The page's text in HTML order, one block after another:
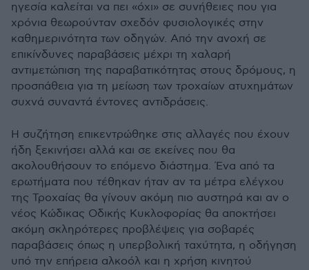
ηγεσία καλείται να πει «όχι» σε συνήθειες που για
χρόνια θεωρούνταν σχεδόν φυσιολογικές στην
καθημερινότητα των οδηγών. Από την ανοχή σε
επικίνδυνες παραβάσεις μέχρι τη χαλαρή
αντιμετώπιση της παραβατικότητας στους δρόμους, η
προσπάθεια για τη μείωση των τροχαίων ατυχημάτων
συχνά συναντά έντονες αντιδράσεις.
Η συζήτηση επικεντρώθηκε στις αλλαγές που έχουν
ήδη ξεκινήσει αλλά και σε εκείνες που θα
ακολουθήσουν το επόμενο διάστημα. Ένα από τα
ερωτήματα που τέθηκαν ήταν αν τα μέτρα ελέγχου
της Τροχαίας θα γίνουν ακόμη πιο αυστηρά και αν ο
νέος Κώδικας Οδικής Κυκλοφορίας θα αποκτήσει
ακόμη σκληρότερες προβλέψεις για σοβαρές
παραβάσεις όπως η υπερβολική ταχύτητα, η οδήγηση
υπό την επήρεια αλκοόλ και η χρήση κινητού